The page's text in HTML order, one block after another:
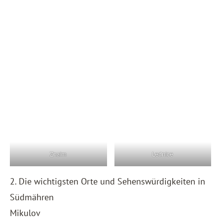
Znaim Lednice
2. Die wichtigsten Orte und Sehenswürdigkeiten in
Südmähren
Mikulov